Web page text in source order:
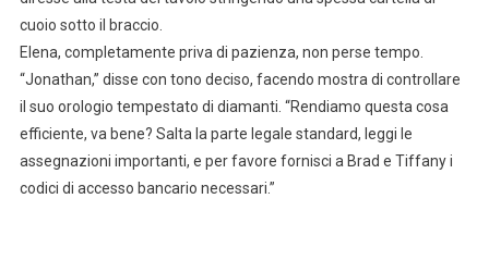
cuoio sotto il braccio.
Elena, completamente priva di pazienza, non perse tempo.
“Jonathan,” disse con tono deciso, facendo mostra di controllare
il suo orologio tempestato di diamanti. “Rendiamo questa cosa
efficiente, va bene? Salta la parte legale standard, leggi le
assegnazioni importanti, e per favore fornisci a Brad e Tiffany i
codici di accesso bancario necessari.”